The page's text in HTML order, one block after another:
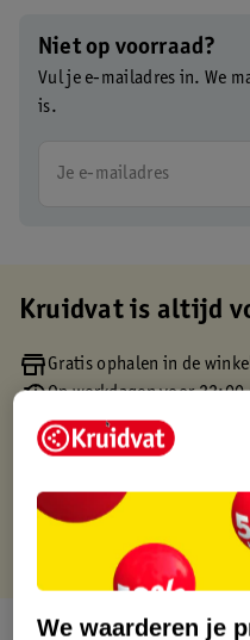
Niet op voorraad?
Vul je e-mailadres in. We
is.
Je e-mailadres
Kruidvat is altijd
Gratis ophalen in de
Op werkdagen voor
Gratis thuisbezorgd vanaf
Gratis retourneren binnen
We waarderen je